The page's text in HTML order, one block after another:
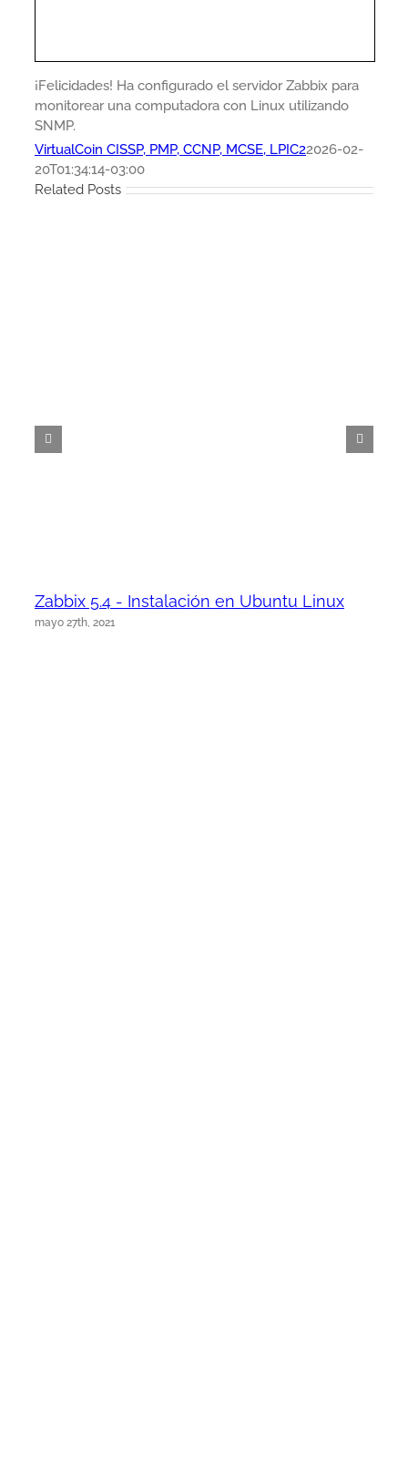
¡Felicidades! Ha configurado el servidor Zabbix para
monitorear una computadora con Linux utilizando
SNMP.
VirtualCoin CISSP, PMP, CCNP, MCSE, LPIC22026-02-
20T01:34:14-03:00
Related Posts
Zabbix 5.4 - Instalación en Ubuntu Linux
mayo 27th, 2021